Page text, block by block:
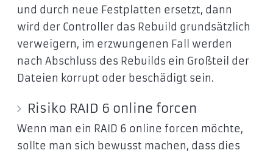
und durch neue Festplatten ersetzt, dann
wird der Controller das Rebuild grundsätzlich
verweigern, im erzwungenen Fall werden
nach Abschluss des Rebuilds ein Großteil der
Dateien korrupt oder beschädigt sein.
Risiko RAID 6 online forcen
Wenn man ein RAID 6 online forcen möchte,
sollte man sich bewusst machen, dass dies